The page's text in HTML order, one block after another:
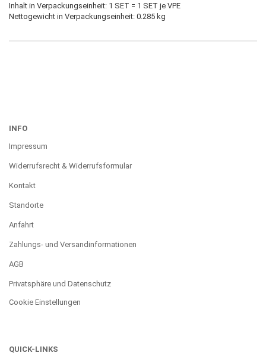
Inhalt in Verpackungseinheit: 1 SET = 1 SET je VPE
Nettogewicht in Verpackungseinheit: 0.285 kg
INFO
Impressum
Widerrufsrecht & Widerrufsformular
Kontakt
Standorte
Anfahrt
Zahlungs- und Versandinformationen
AGB
Privatsphäre und Datenschutz
Cookie Einstellungen
QUICK-LINKS